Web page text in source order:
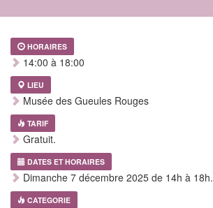
HORAIRES
14:00 à 18:00
LIEU
Musée des Gueules Rouges
TARIF
Gratuit.
DATES ET HORAIRES
Dimanche 7 décembre 2025 de 14h à 18h.
CATEGORIE